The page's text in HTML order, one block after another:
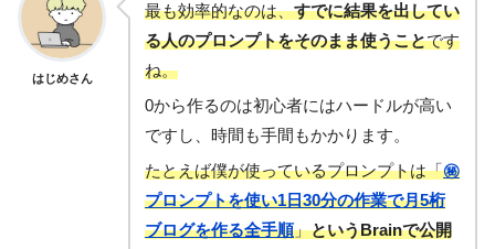
はじめさん
最も効率的なのは、すでに結果を出してい
る人のプロンプトをそのまま使うことです
ね。
0から作るのは初心者にはハードルが高い
ですし、時間も手間もかかります。
たとえば僕が使っているプロンプトは「㊙︎
プロンプトを使い1日30分の作業で月5桁
ブログを作る全手順」というBrainで公開